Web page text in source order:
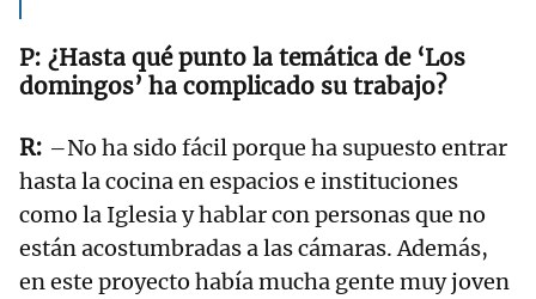
¿Hasta qué punto la temática de ‘Los
domingos’ ha complicado su trabajo?
–No ha sido fácil porque ha supuesto entrar
hasta la cocina en espacios e instituciones
como la Iglesia y hablar con personas que no
están acostumbradas a las cámaras. Además,
en este proyecto había mucha gente muy joven